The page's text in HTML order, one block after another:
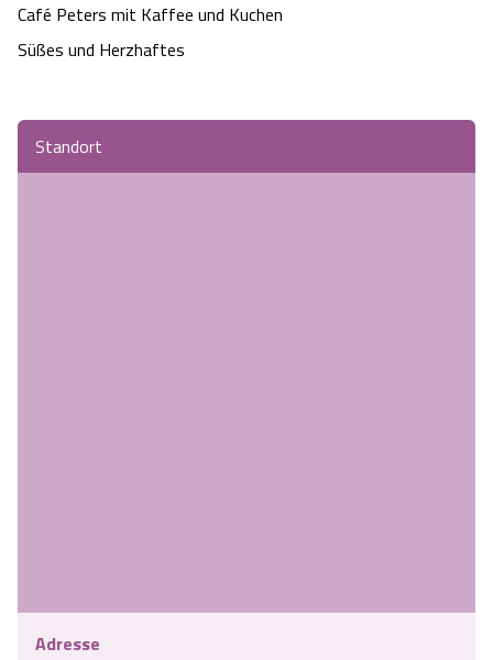
Battle Kart Bispingen
Unterkünfte
Café Peters mit Kaffee und Kuchen
Süßes und Herzhaftes
Standort
Adresse